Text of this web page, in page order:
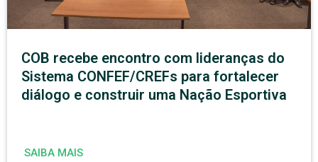
COB recebe encontro com lideranças do
Sistema CONFEF/CREFs para fortalecer
diálogo e construir uma Nação Esportiva
SAIBA MAIS